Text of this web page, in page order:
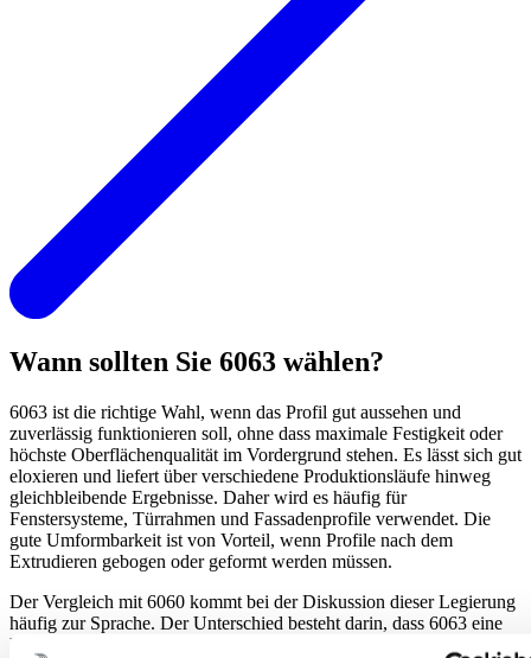
Wann sollten Sie 6063 wählen?
6063 ist die richtige Wahl, wenn das Profil gut aussehen und
zuverlässig funktionieren soll, ohne dass maximale Festigkeit oder
höchste Oberflächenqualität im Vordergrund stehen. Es lässt sich gut
eloxieren und liefert über verschiedene Produktionsläufe hinweg
gleichbleibende Ergebnisse. Daher wird es häufig für
Fenstersysteme, Türrahmen und Fassadenprofile verwendet. Die
gute Umformbarkeit ist von Vorteil, wenn Profile nach dem
Extrudieren gebogen oder geformt werden müssen.
Der Vergleich mit 6060 kommt bei der Diskussion dieser Legierung
häufig zur Sprache. Der Unterschied besteht darin, dass 6063 eine
höhere Festigkeit bei geringfügigen Einbußen in der